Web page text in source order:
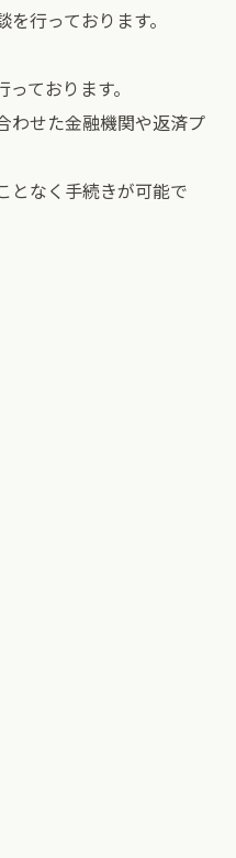
行っております。
ております。
わせた金融機関や返済プ
となく手続きが可能で